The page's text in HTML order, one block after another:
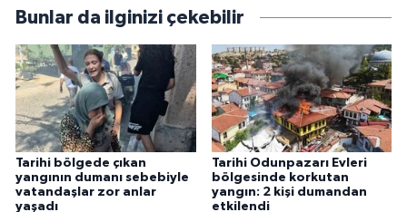
Bunlar da ilginizi çekebilir
Tarihi bölgede çıkan
yangının dumanı sebebiyle
vatandaşlar zor anlar
yaşadı
Tarihi Odunpazarı Evleri
bölgesinde korkutan
yangın: 2 kişi dumandan
etkilendi